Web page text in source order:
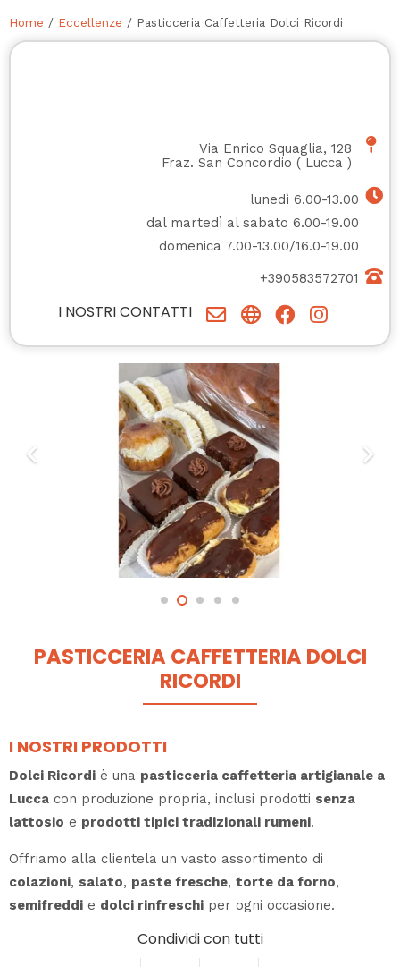
Home / Eccellenze / Pasticceria Caffetteria Dolci Ricordi
Via Enrico Squaglia, 128
Fraz. San Concordio ( Lucca )
lunedì 6.00-13.00
dal martedì al sabato 6.00-19.00
domenica 7.00-13.00/16.0-19.00
+390583572701
I NOSTRI CONTATTI
PASTICCERIA CAFFETTERIA DOLCI
RICORDI
I NOSTRI PRODOTTI
Dolci Ricordi è una pasticceria caffetteria artigianale a
Lucca con produzione propria, inclusi prodotti senza
lattosio e prodotti tipici tradizionali rumeni.
Offriamo alla clientela un vasto assortimento di
colazioni, salato, paste fresche, torte da forno,
semifreddi e dolci rinfreschi per ogni occasione.
Condividi con tutti